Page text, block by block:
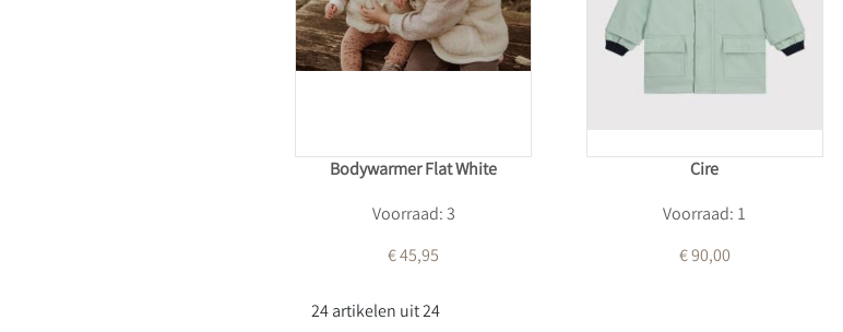
Bodywarmer Flat White
Voorraad: 3
€ 45,95
Cire
Voorraad: 1
€ 90,00
24 artikelen uit 24